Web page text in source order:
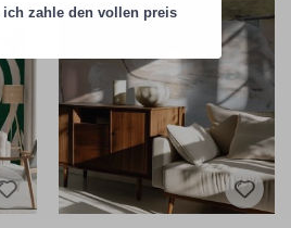
ich zahle den vollen preis